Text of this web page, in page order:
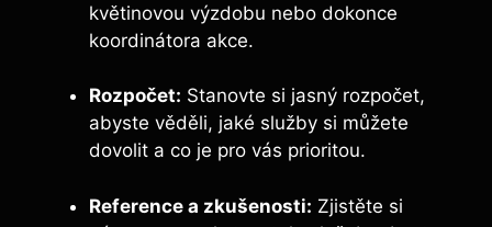
květinovou výzdobu nebo dokonce
koordinátora akce.
Rozpočet: Stanovte si jasný rozpočet,
abyste věděli, jaké služby si můžete
dovolit a co je pro vás prioritou.
Reference a zkušenosti: Zjistěte si